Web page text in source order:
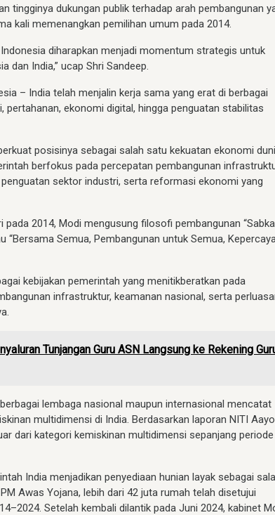
tingginya dukungan publik terhadap arah pembangunan
kali memenangkan pemilihan umum pada 2014.
diharapkan menjadi momentum strategis untuk
dan India,” ucap Shri Sandeep.
– India telah menjalin kerja sama yang erat di berbagai
pertahanan, ekonomi digital, hingga penguatan stabilitas
posisinya sebagai salah satu kekuatan ekonomi
berfokus pada percepatan pembangunan
sektor industri, serta reformasi ekonomi yang
2014, Modi mengusung filosofi pembangunan “Sabka
“Bersama Semua, Pembangunan untuk Semua,
kebijakan pemerintah yang menitikberatkan pada
infrastruktur, keamanan nasional, serta
Tunjangan Guru ASN Langsung ke Rekening
lembaga nasional maupun internasional mencatat
multidimensi di India. Berdasarkan laporan NITI
dari kategori kemiskinan multidimensi sepanjang
India menjadikan penyediaan hunian layak sebagai
Awas Yojana, lebih dari 42 juta rumah telah disetujui
Setelah kembali dilantik pada Juni 2024, kabinet